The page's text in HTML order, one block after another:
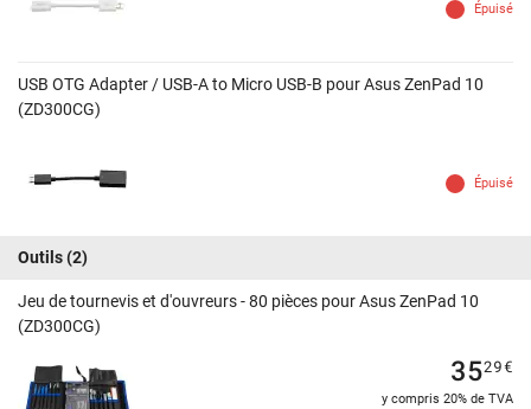
Épuisé
USB OTG Adapter / USB-A to Micro USB-B pour Asus ZenPad 10
(ZD300CG)
Épuisé
Outils(2)
Jeu de tournevis et d'ouvreurs - 80 pièces pour Asus ZenPad 10
(ZD300CG)
3529€
y compris 20% de TVA